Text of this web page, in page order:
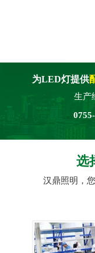
为LED灯提供
生产
选
汉鼎照明，